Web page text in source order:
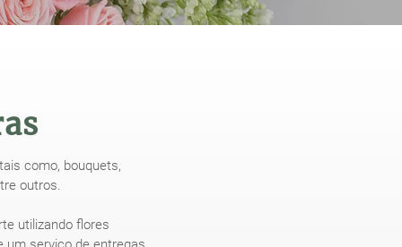
como, bouquets,
outros.
utilizando flores